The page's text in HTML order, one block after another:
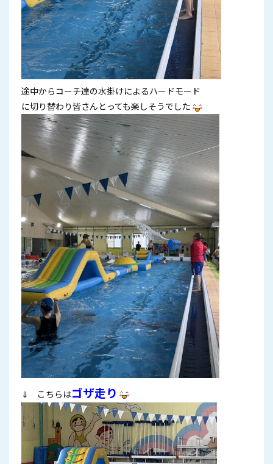
途中からコーチ達の水掛けによるハードモード
に切り替わり皆さんとっても楽しそうでした
⇓ こちらはゴザ走り